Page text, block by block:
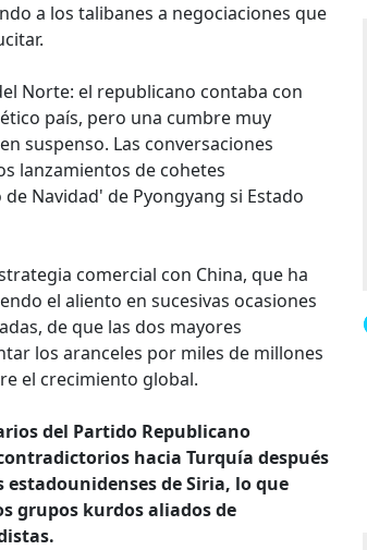
a los talibanes a negociaciones que
Norte: el republicano contaba con
país, pero una cumbre muy
suspenso. Las conversaciones
lanzamientos de cohetes
Navidad' de Pyongyang si Estado
comercial con China, que ha
el aliento en sucesivas ocasiones
de que las dos mayores
los aranceles por miles de millones
el crecimiento global.
del Partido Republicano
hacia Turquía después
de Siria, lo que
grupos kurdos aliados de